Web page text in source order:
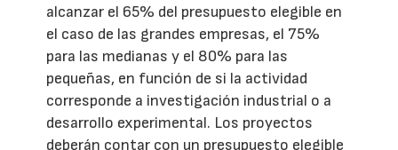
alcanzar el 65% del presupuesto elegible en
el caso de las grandes empresas, el 75%
para las medianas y el 80% para las
pequeñas, en función de si la actividad
corresponde a investigación industrial o a
desarrollo experimental. Los proyectos
deberán contar con un presupuesto elegible